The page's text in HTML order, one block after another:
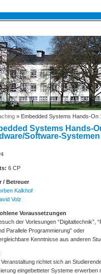
» Embedded Systems Hands-On
Systems Hands-
Software-Systemen
6 CP
/ Betreuer
Kalkhof
Volz
Voraussetzungen
der Vorlesungen “Digitaltechnik”,
Parallele Programmierung” oder
Kenntnisse aus anderen
Veranstaltung richtet sich an
eingebetteter Systeme